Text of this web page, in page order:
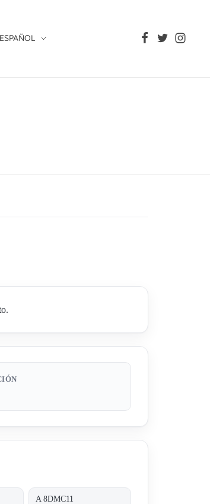
ESPAÑOL
A 8DMC11